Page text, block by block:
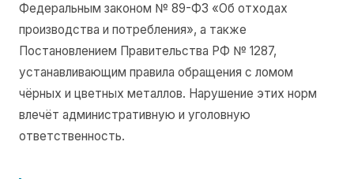
Федеральным законом № 89-ФЗ «Об отходах
производства и потребления», а также
Постановлением Правительства РФ № 1287,
устанавливающим правила обращения с ломом
чёрных и цветных металлов. Нарушение этих норм
влечёт административную и уголовную
ответственность.